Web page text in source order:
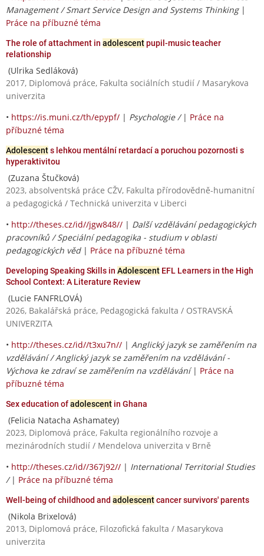
Management / Smart Service Design and Systems Thinking|
Práce na příbuzné téma
The role of attachment in adolescentpupil-music teacher
relationship
(Ulrika Sedláková)
2017, Diplomová práce, Fakulta sociálních studií / Masarykova
univerzita
• https://is.muni.cz/th/epypf/ | Psychologie / | Práce na
příbuzné téma
Adolescents lehkou mentální retardací a poruchou pozornosti s
hyperaktivitou
(Zuzana Štučková)
2023, absolventská práce CŽV, Fakulta přírodovědně-humanitní
a pedagogická / Technická univerzita v Liberci
• http://theses.cz/id//jgw848// | Další vzdělávání pedagogických
pracovníků / Speciální pedagogika - studium v oblasti
pedagogických věd| Práce na příbuzné téma
Developing Speaking Skills in Adolescent EFL Learners in the High
School Context: A Literature Review
(Lucie FANFRLOVÁ)
2026, Bakalářská práce, Pedagogická fakulta / OSTRAVSKÁ
UNIVERZITA
• http://theses.cz/id//t3xu7n// | Anglický jazyk se zaměřením na
vzdělávání / Anglický jazyk se zaměřením na vzdělávání -
Výchova ke zdraví se zaměřením na vzdělávání| Práce na
příbuzné téma
Sex education ofadolescent in Ghana
(Felicia Natacha Ashamatey)
2023, Diplomová práce, Fakulta regionálního rozvoje a
mezinárodních studií / Mendelova univerzita v Brně
• http://theses.cz/id//367j92// | International Territorial Studies
/ | Práce na příbuzné téma
Well-being of childhood and adolescentcancer survivors' parents
(Nikola Brixelová)
2013, Diplomová práce, Filozofická fakulta / Masarykova
univerzita